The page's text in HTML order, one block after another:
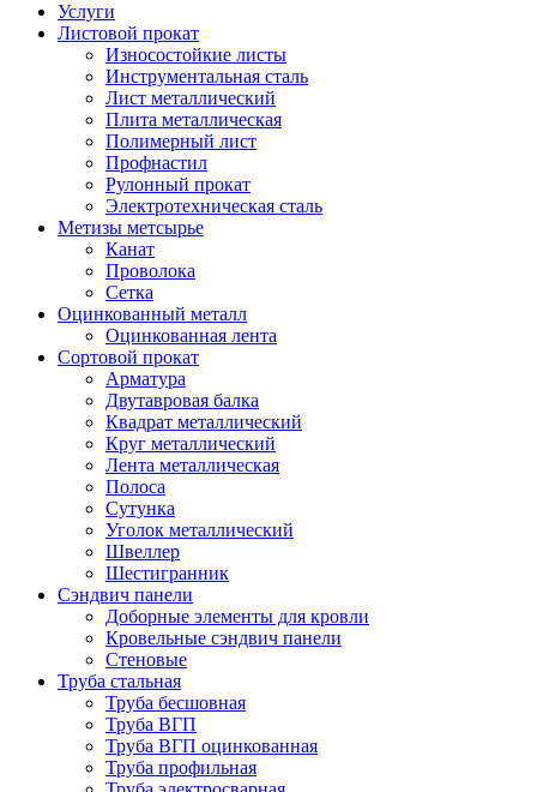
Услуги
Листовой прокат
Износостойкие листы
Инструментальная сталь
Лист металлический
Плита металлическая
Полимерный лист
Профнастил
Рулонный прокат
Электротехническая сталь
Метизы метсырье
Канат
Проволока
Сетка
Оцинкованный металл
Оцинкованная лента
Сортовой прокат
Арматура
Двутавровая балка
Квадрат металлический
Круг металлический
Лента металлическая
Полоса
Сутунка
Уголок металлический
Швеллер
Шестигранник
Сэндвич панели
Доборные элементы для кровли
Кровельные сэндвич панели
Стеновые
Труба стальная
Труба бесшовная
Труба ВГП
Труба ВГП оцинкованная
Труба профильная